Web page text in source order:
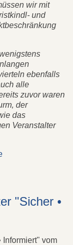
wir mit
und
ebenfalls
alle
zuvor waren
der
das
Veranstalter
"Sicher •
Informiert" vom